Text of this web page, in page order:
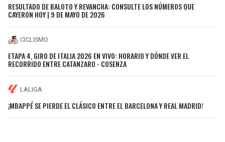
RESULTADO DE BALOTO Y REVANCHA: CONSULTE LOS NÚMEROS QUE
CAYERON HOY | 9 DE MAYO DE 2026
CICLISMO
ETAPA 4, GIRO DE ITALIA 2026 EN VIVO: HORARIO Y DÓNDE VER EL
RECORRIDO ENTRE CATANZARO - COSENZA
LALIGA
¡MBAPPÉ SE PIERDE EL CLÁSICO ENTRE EL BARCELONA Y REAL MADRID!